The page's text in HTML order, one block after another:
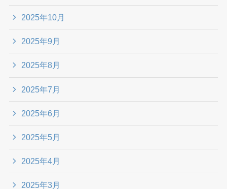
2025年10月
2025年9月
2025年8月
2025年7月
2025年6月
2025年5月
2025年4月
2025年3月